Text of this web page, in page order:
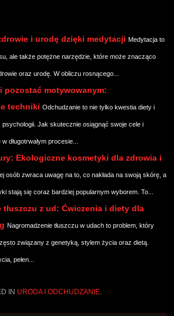
i urodę dzięki medytacji Medytacja to
ale także potężne narzędzie, które może znacząco
oraz urodę. W obliczu rosnącego...
pozostać motywowanym:
techniki Odchudzanie to nie tylko kwestia diety i
psychologii. Jak skutecznie osiągnąć swoje cele i
długotrwałym procesie...
Ekologiczne kosmetyki dla zdrowia i
osób zwraca uwagę na to, co nakłada na swoją skórę, a
stają się coraz bardziej popularnym wyborem. To...
z ud: Ćwiczenia i diety dla
Nagromadzenie tłuszczu w udach to problem, który
związany z genetyką, stylem życia oraz dietą.
pełen...
IN URODA I ODCHUDZANIE